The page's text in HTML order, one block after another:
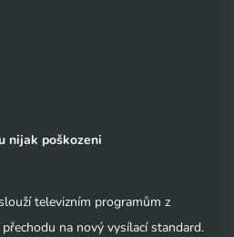
nijak poškozeni
televizním programům z
na nový vysílací standard.